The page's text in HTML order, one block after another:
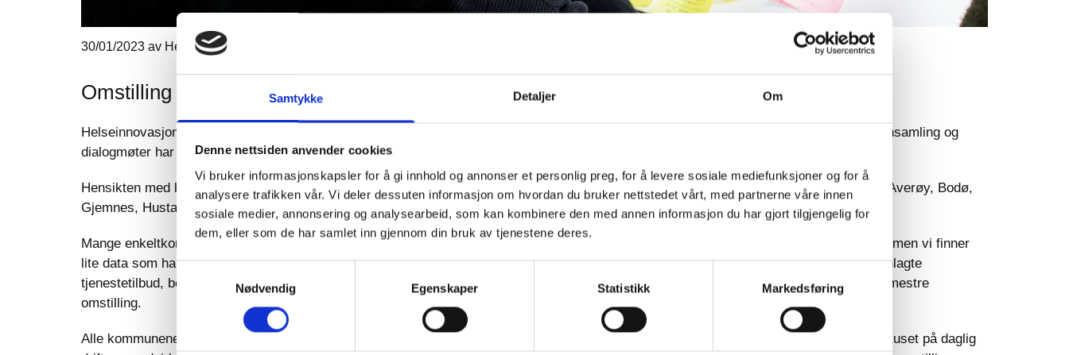
Samtykke Detaljer Om
Denne nettsiden anvender cookies
Vi bruker informasjonskapsler for å gi innhold og annonser et personlig preg, for å levere sosiale mediefunksjoner og for å
analysere trafikken vår. Vi deler dessuten informasjon om hvordan du bruker nettstedet vårt, med partnerne våre innen
sosiale medier, annonsering og analysearbeid, som kan kombinere den med annen informasjon du har gjort tilgjengelig for
dem, eller som de har samlet inn gjennom din bruk av tjenestene deres.
Samtykkevalg
Nødvendig
Egenskaper Statistikk Markedsføring
30/01/2023 av Helseinnovasjonssenteret
Omstilling i helse og omsorg
Helseinnovasjonssenteret har kartlagt det helhetlige tjenestetilbudet i helse- og omsorgssektoren i våre eierkommuner. Basert på datainnsamling og
dialogmøter har vi skrevet rapporten Omstilling i helse- og omsorgssektoren- utvikling av tjenestetilbudet hos 14 kommuner.
Hensikten med kartleggingen er å gi en helhetlig oversikt over de komplekse tjenestene i kommunene. De 14 kommunene, Aukra, Aure, Averøy, Bodø,
Gjemnes, Hustadvika, Kristiansund, Molde, Rauma, Rindal, Smøla, Sunndal, Surnadal og Tingvoll, er utgangspunkt for datagrunnlaget.
Mange enkeltkommuner har lagt ned mye innsats i behovskartlegging og mulighetsrom i tilrettelegging og utviklingen av tjenestetilbudet, men vi finner
lite data som har sammenstilt dette arbeidet. Denne rapporten gir en samlet oversikt over dagens tjenestetilbud i disse kommunene, planlagte
tjenestetilbud, behov for tiltak for omstilling i tjenestene, igangsatte omstillingstiltak og deres uttalte behov for innsikt og kunnskap for å mestre
omstilling.
Alle kommunene har satt i gang ulike tiltak for omstilling i ulik grad. Kompleksiteten i helse- og omsorgstjenestene og det nødvendige fokuset på daglig